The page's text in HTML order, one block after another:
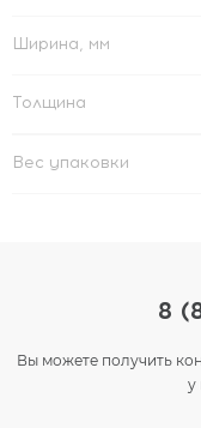
Ширина, мм
Толщина
Вес упаковки
8
Вы можете получить
у